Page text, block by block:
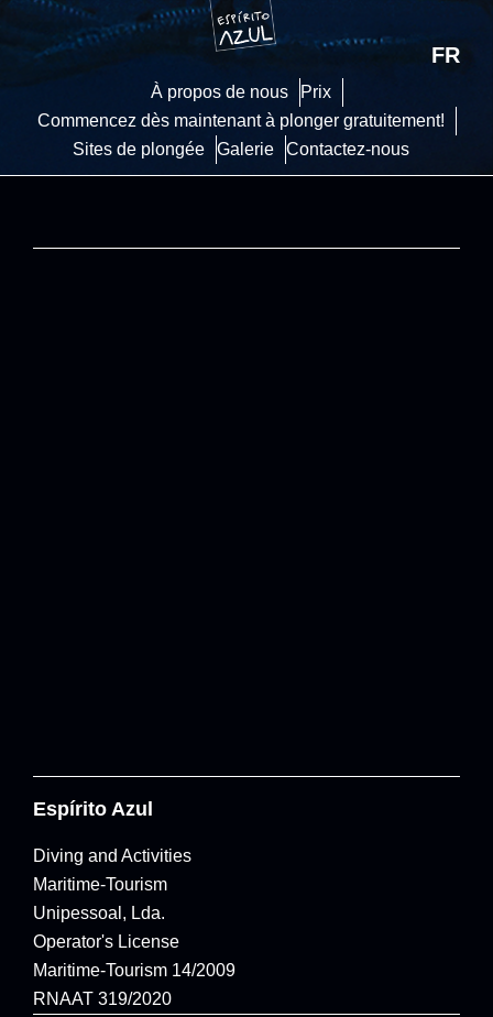
À propos de nous
Prix
Commencez dès maintenant à plonger gratuitement!
Sites de plongée
Galerie Contactez-nous
FR
Espírito Azul
Diving and Activities
Maritime-Tourism
Unipessoal, Lda.
Operator's License
Maritime-Tourism 14/2009
RNAAT 319/2020